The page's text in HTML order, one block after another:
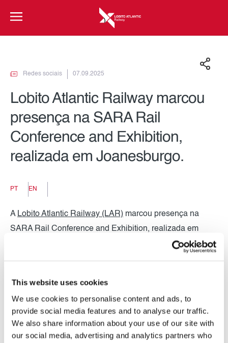
This website uses cookies
We use cookies to personalise content and ads, to
provide social media features and to analyse our traffic.
We also share information about your use of our site with
our social media, advertising and analytics partners who
Redes sociais 07.09.2025
Lobito Atlantic Railway marcou
presença na SARA Rail
Conference and Exhibition,
realizada em Joanesburgo.
PT EN
A Lobito Atlantic Railway (LAR) marcou presença na
SARA Rail Conference and Exhibition, realizada em
Joanesburgo. A empresa participou em dois painéis de
Oportunidades e Desafios. O evento reforçou a convicção
colectiva de que o caminho-de-ferro é essencial para
construir um futuro mais aberto, eficiente e sustentável
para África, tendo proporcionado discussões relevantes,